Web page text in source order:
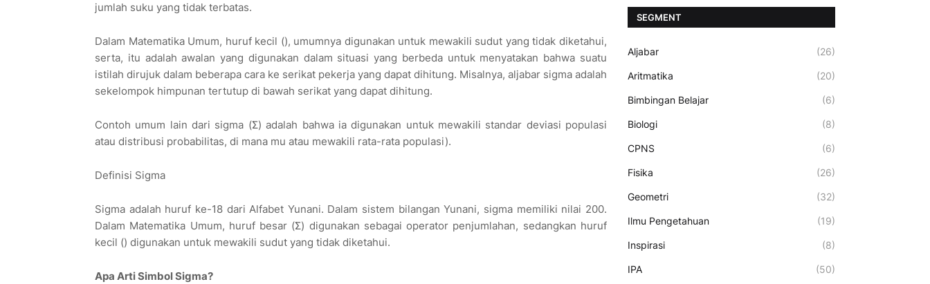
jumlah suku yang tidak terbatas.
Dalam Matematika Umum, huruf kecil (), umumnya digunakan untuk mewakili sudut yang tidak diketahui,
serta, itu adalah awalan yang digunakan dalam situasi yang berbeda untuk menyatakan bahwa suatu
istilah dirujuk dalam beberapa cara ke serikat pekerja yang dapat dihitung. Misalnya, aljabar sigma adalah
sekelompok himpunan tertutup di bawah serikat yang dapat dihitung.
Contoh umum lain dari sigma (Σ) adalah bahwa ia digunakan untuk mewakili standar deviasi populasi
atau distribusi probabilitas, di mana mu atau mewakili rata-rata populasi).
Definisi Sigma
Sigma adalah huruf ke-18 dari Alfabet Yunani. Dalam sistem bilangan Yunani, sigma memiliki nilai 200.
Dalam Matematika Umum, huruf besar (Σ) digunakan sebagai operator penjumlahan, sedangkan huruf
kecil () digunakan untuk mewakili sudut yang tidak diketahui.
Apa Arti Simbol Sigma?
SEGMENT
Aljabar (26)
Aritmatika (20)
Bimbingan Belajar (6)
Biologi (8)
CPNS (6)
Fisika (26)
Geometri (32)
Ilmu Pengetahuan (19)
Inspirasi (8)
IPA (50)